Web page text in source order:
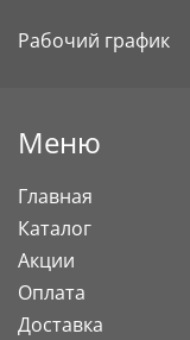
Рабочий график
Меню
Главная
Каталог
Акции
Оплата
Доставка